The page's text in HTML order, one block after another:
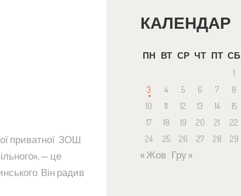
приватної ЗОШ
— це
Він радив
КАЛЕНДАР
ПН ВТ СР ЧТ ПТ СБ
1
3
4 5 6 7 8
10
11 12 13 14 15
17
18 19 20 21 22
24
25 26 27 28 29
« Жов Гру »